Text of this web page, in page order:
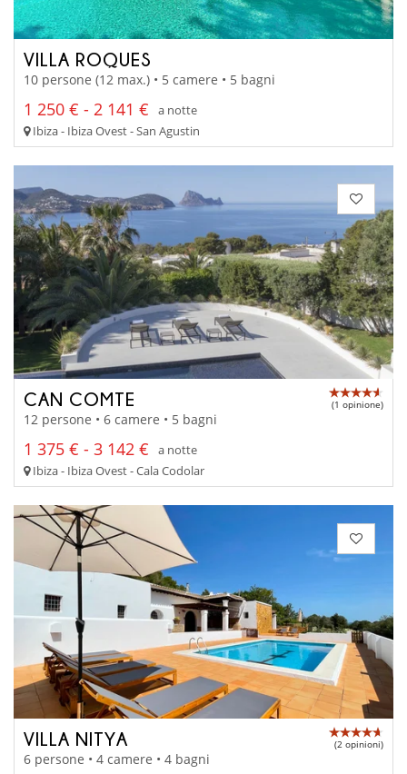
VILLA ROQUES
10 persone (12 max.) • 5 camere • 5 bagni
1 250 € - 2 141 €
a notte
Ibiza - Ibiza Ovest - San Agustin
CAN COMTE (1 opinione)
12 persone • 6 camere • 5 bagni
1 375 € - 3 142 €
a notte
Ibiza - Ibiza Ovest - Cala Codolar
VILLA NITYA (2 opinioni)
6 persone • 4 camere • 4 bagni